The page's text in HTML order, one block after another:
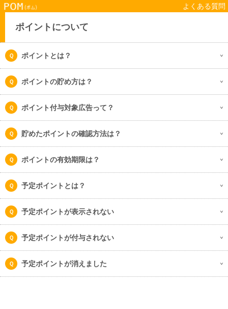
よくある質問
ポイントについて
ポイントとは？
ポイントの貯め方は？
ポイント付与対象広告って？
貯めたポイントの確認方法は？
ポイントの有効期限は？
予定ポイントとは？
予定ポイントが表示されない
予定ポイントが付与されない
予定ポイントが消えました